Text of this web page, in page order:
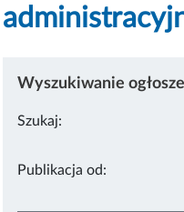
Wyszukiwanie
Szukaj:
Publikacja od: